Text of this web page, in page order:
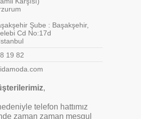
Şube : Başakşehir,
Cd No:17d
19 82
,
telefon hattımız
zaman zaman meşgul